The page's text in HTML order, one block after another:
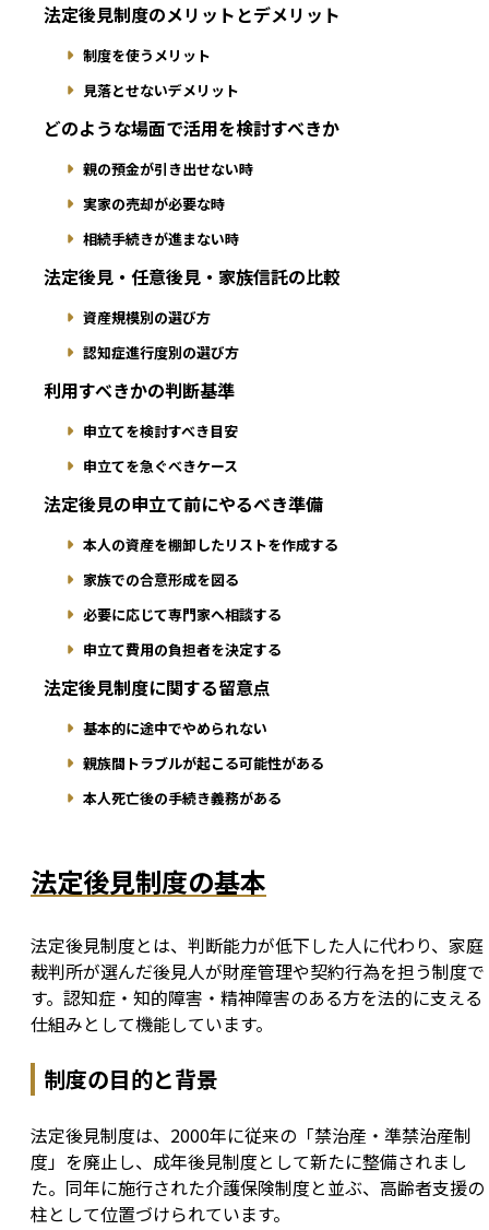
法定後見制度のメリットとデメリット
制度を使うメリット
見落とせないデメリット
どのような場面で活用を検討すべきか
親の預金が引き出せない時
実家の売却が必要な時
相続手続きが進まない時
法定後見・任意後見・家族信託の比較
資産規模別の選び方
認知症進行度別の選び方
利用すべきかの判断基準
申立てを検討すべき目安
申立てを急ぐべきケース
法定後見の申立て前にやるべき準備
本人の資産を棚卸したリストを作成する
家族での合意形成を図る
必要に応じて専門家へ相談する
申立て費用の負担者を決定する
法定後見制度に関する留意点
基本的に途中でやめられない
親族間トラブルが起こる可能性がある
本人死亡後の手続き義務がある
法定後見制度の基本
法定後見制度とは、判断能力が低下した人に代わり、家庭
裁判所が選んだ後見人が財産管理や契約行為を担う制度で
す。認知症・知的障害・精神障害のある方を法的に支える
仕組みとして機能しています。
制度の目的と背景
法定後見制度は、2000年に従来の「禁治産・準禁治産制
度」を廃止し、成年後見制度として新たに整備されまし
た。同年に施行された介護保険制度と並ぶ、高齢者支援の
柱として位置づけられています。